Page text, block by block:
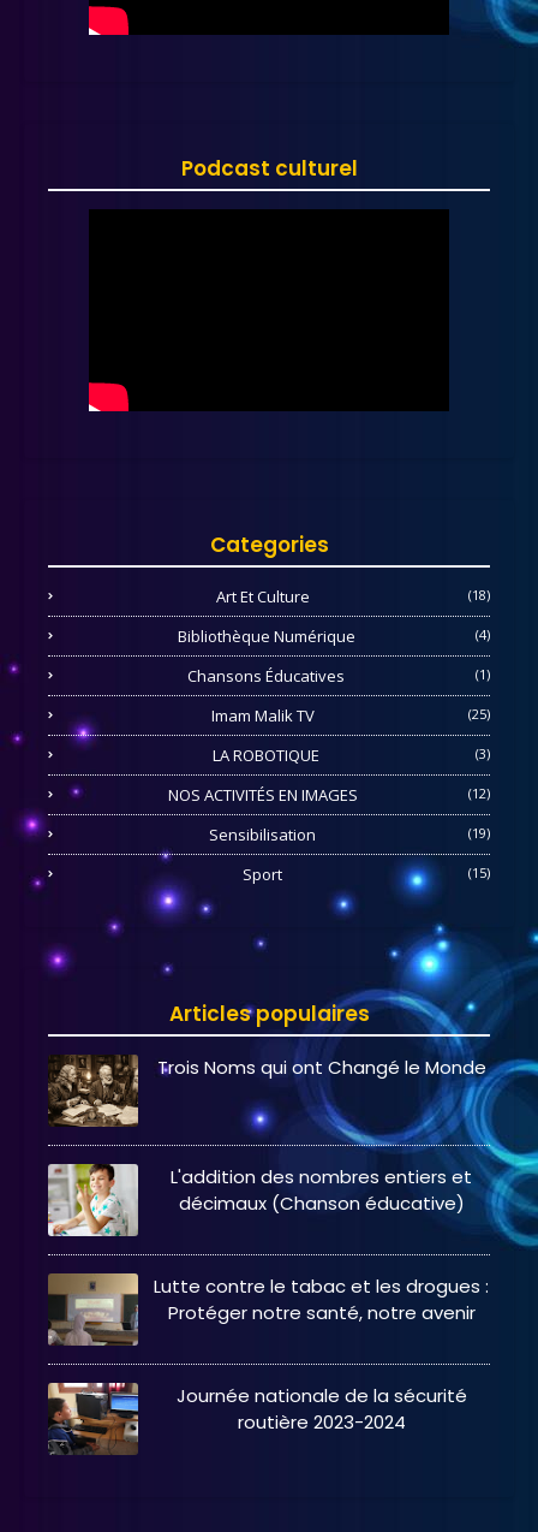
Podcast culturel
Categories
Art Et Culture (18)
Bibliothèque Numérique (4)
Chansons Éducatives (1)
Imam Malik TV (25)
LA ROBOTIQUE (3)
NOS ACTIVITÉS EN IMAGES (12)
Sensibilisation (19)
Sport (15)
Articles populaires
Trois Noms qui ont Changé le Monde
L'addition des nombres entiers et
décimaux (Chanson éducative)
Lutte contre le tabac et les drogues :
Protéger notre santé, notre avenir
Journée nationale de la sécurité
routière 2023-2024